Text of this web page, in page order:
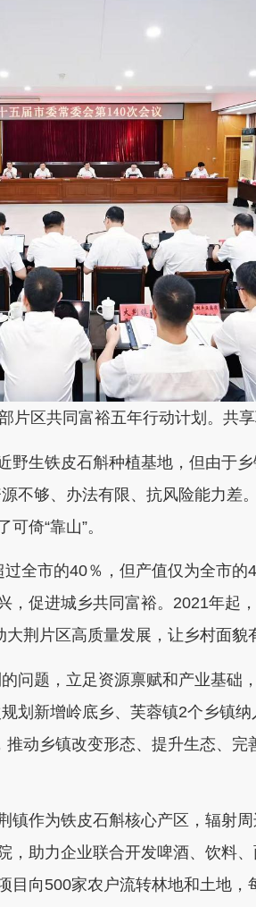
区共同富裕五年行动计划。共享
生铁皮石斛种植基地，但由于乡
不够、办法有限、抗风险能力差
倚“靠山”。
市的40％，但产值仅为全市的
，促进城乡共同富裕。2021年起
荆片区高质量发展，让乡村面貌
题，立足资源禀赋和产业基础
划新增岭底乡、芙蓉镇2个乡镇
动乡镇改变形态、提升生态、完
作为铁皮石斛核心产区，辐射周
，助力企业联合开发啤酒、饮料
目向500家农户流转林地和土地，